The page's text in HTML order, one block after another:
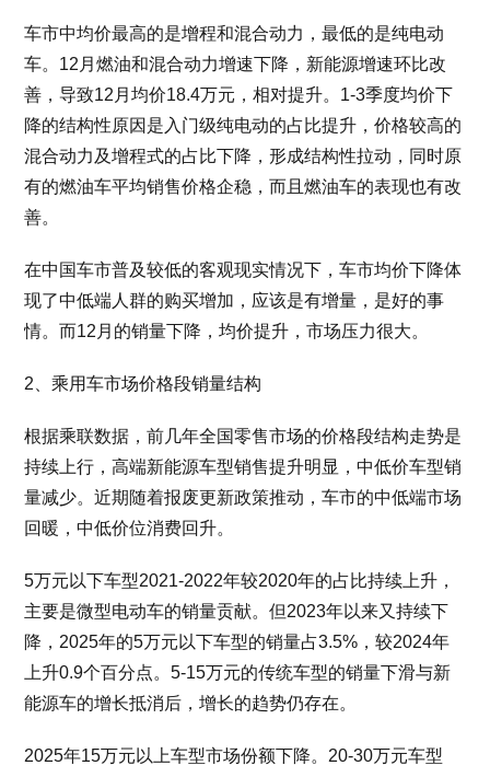
车市中均价最高的是增程和混合动力，最低的是纯电动
车。12月燃油和混合动力增速下降，新能源增速环比改
善，导致12月均价18.4万元，相对提升。1-3季度均价下
降的结构性原因是入门级纯电动的占比提升，价格较高的
混合动力及增程式的占比下降，形成结构性拉动，同时原
有的燃油车平均销售价格企稳，而且燃油车的表现也有改
善。
在中国车市普及较低的客观现实情况下，车市均价下降体
现了中低端人群的购买增加，应该是有增量，是好的事
情。而12月的销量下降，均价提升，市场压力很大。
2、乘用车市场价格段销量结构
根据乘联数据，前几年全国零售市场的价格段结构走势是
持续上行，高端新能源车型销售提升明显，中低价车型销
量减少。近期随着报废更新政策推动，车市的中低端市场
回暖，中低价位消费回升。
5万元以下车型2021-2022年较2020年的占比持续上升，
主要是微型电动车的销量贡献。但2023年以来又持续下
降，2025年的5万元以下车型的销量占3.5%，较2024年
上升0.9个百分点。5-15万元的传统车型的销量下滑与新
能源车的增长抵消后，增长的趋势仍存在。
2025年15万元以上车型市场份额下降。20-30万元车型